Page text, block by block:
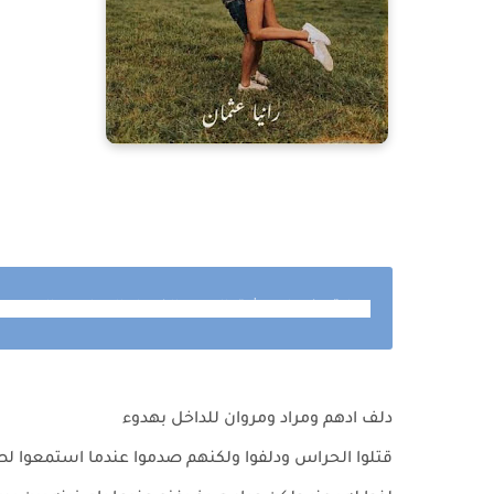
دلف ادهم ومراد ومروان للداخل بهدوء
قتلوا الحراس ودلفوا ولكنهم صدموا عندما استمعوا